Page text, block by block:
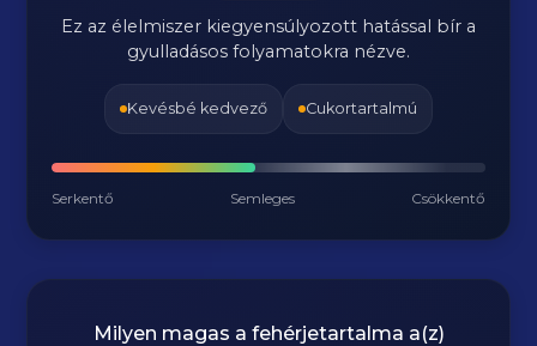
Ez az élelmiszer kiegyensúlyozott hatással bír a
gyulladásos folyamatokra nézve.
Kevésbé kedvező Cukortartalmú
Serkentő Semleges Csökkentő
Milyen magas a fehérjetartalma a(z)